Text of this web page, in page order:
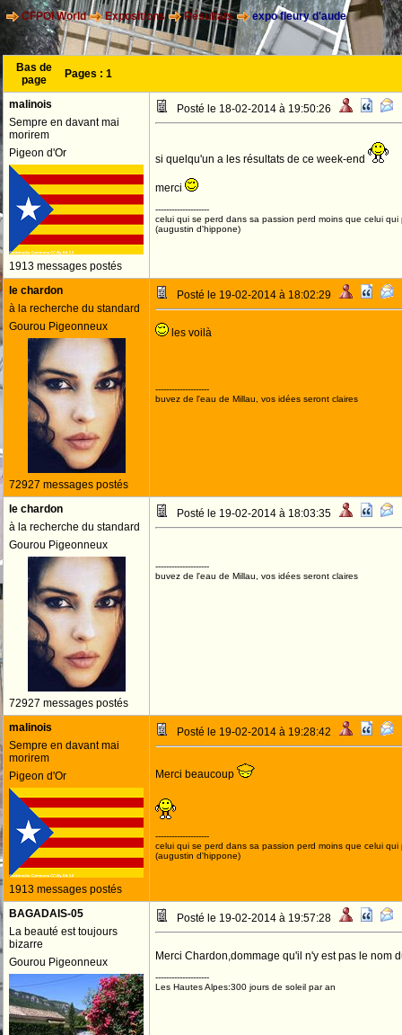
CFPOI World Expositions Résultats expo fleury d'aude
Bas de
page
Pages : 1
malinois
Sempre en davant mai
morirem
Pigeon d'Or
1913 messages postés
Posté le 18-02-2014 à 19:50:26
si quelqu'un a les résultats de ce week-end
merci
--------------------
celui qui se perd dans sa passion perd moins que celui qui
(augustin d'hippone)
le chardon
à la recherche du standard
Gourou Pigeonneux
72927 messages postés
Posté le 19-02-2014 à 18:02:29
les voilà
--------------------
buvez de l'eau de Millau, vos idées seront claires
le chardon
à la recherche du standard
Gourou Pigeonneux
72927 messages postés
Posté le 19-02-2014 à 18:03:35
--------------------
buvez de l'eau de Millau, vos idées seront claires
malinois
Sempre en davant mai
morirem
Pigeon d'Or
1913 messages postés
Posté le 19-02-2014 à 19:28:42
Merci beaucoup
--------------------
celui qui se perd dans sa passion perd moins que celui qui
(augustin d'hippone)
BAGADAIS-05
La beauté est toujours
bizarre
Gourou Pigeonneux
Posté le 19-02-2014 à 19:57:28
Merci Chardon,dommage qu'il n'y est pas le nom
--------------------
Les Hautes Alpes:300 jours de soleil par an